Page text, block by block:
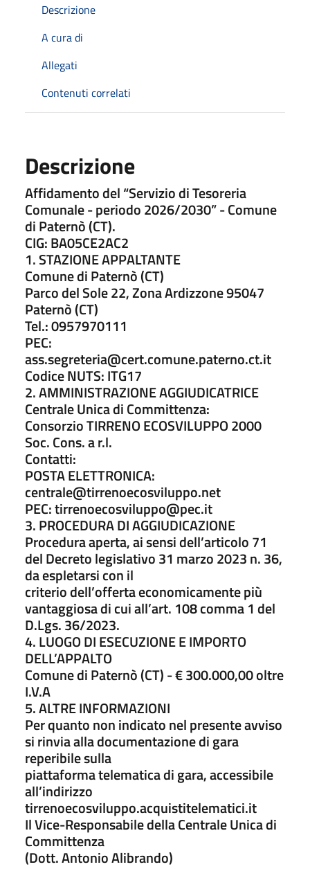
Descrizione
A cura di
Allegati
Contenuti correlati
Descrizione
Affidamento del “Servizio di Tesoreria
Comunale - periodo 2026/2030” - Comune
di Paternò (CT).
CIG: BA05CE2AC2
1. STAZIONE APPALTANTE
Comune di Paternò (CT)
Parco del Sole 22, Zona Ardizzone 95047
Paternò (CT)
Tel.: 0957970111
PEC:
ass.segreteria@cert.comune.paterno.ct.it
Codice NUTS: ITG17
2. AMMINISTRAZIONE AGGIUDICATRICE
Centrale Unica di Committenza:
Consorzio TIRRENO ECOSVILUPPO 2000
Soc. Cons. a r.l.
Contatti:
POSTA ELETTRONICA:
centrale@tirrenoecosviluppo.net
PEC: tirrenoecosviluppo@pec.it
3. PROCEDURA DI AGGIUDICAZIONE
Procedura aperta, ai sensi dell’articolo 71
del Decreto legislativo 31 marzo 2023 n. 36,
da espletarsi con il
criterio dell’offerta economicamente più
vantaggiosa di cui all’art. 108 comma 1 del
D.Lgs. 36/2023.
4. LUOGO DI ESECUZIONE E IMPORTO
DELL’APPALTO
Comune di Paternò (CT) - € 300.000,00 oltre
I.V.A
5. ALTRE INFORMAZIONI
Per quanto non indicato nel presente avviso
si rinvia alla documentazione di gara
reperibile sulla
piattaforma telematica di gara, accessibile
all’indirizzo
tirrenoecosviluppo.acquistitelematici.it
Il Vice-Responsabile della Centrale Unica di
Committenza
(Dott. Antonio Alibrando)